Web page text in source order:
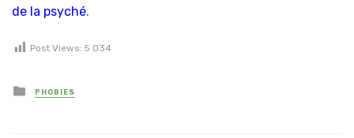
de la psyché.
Post Views: 5 034
Posted in
PHOBIES